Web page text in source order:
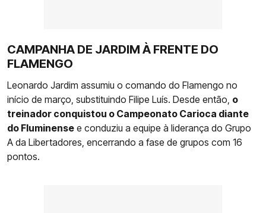
CAMPANHA DE JARDIM À FRENTE DO
FLAMENGO
Leonardo Jardim assumiu o comando do Flamengo no
início de março, substituindo Filipe Luís. Desde então, o
treinador conquistou o Campeonato Carioca diante
do Fluminense e conduziu a equipe à liderança do Grupo
A da Libertadores, encerrando a fase de grupos com 16
pontos.